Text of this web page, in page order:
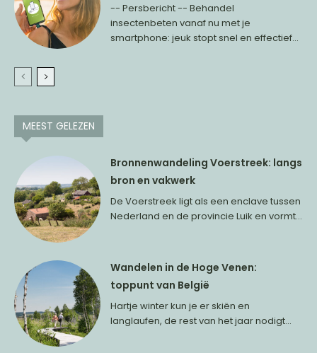
-- Persbericht -- Behandel
insectenbeten vanaf nu met je
smartphone: jeuk stopt snel en effectief...
MEEST GELEZEN
Bronnenwandeling Voerstreek: langs
bron en vakwerk
De Voerstreek ligt als een enclave tussen
Nederland en de provincie Luik en vormt...
Wandelen in de Hoge Venen:
toppunt van België
Hartje winter kun je er skiën en
langlaufen, de rest van het jaar nodigt...